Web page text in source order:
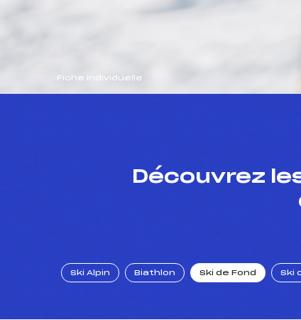
Fiche individuelle
Découvrez
Ski Alpin Biathlon Ski de Fond Ski